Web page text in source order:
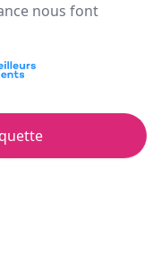
nous font